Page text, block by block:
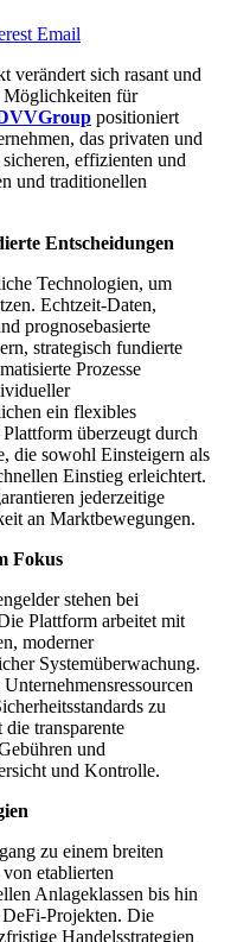
Email
verändert sich rasant und
Möglichkeiten für
positioniert
das privaten und
effizienten und
und traditionellen
Entscheidungen
Technologien, um
Echtzeit-Daten,
prognosebasierte
strategisch fundierte
Prozesse
ein flexibles
überzeugt durch
die sowohl Einsteigern als
Einstieg erleichtert.
jederzeitige
an Marktbewegungen.
Fokus
stehen bei
Plattform arbeitet mit
moderner
Systemüberwachung.
zu
transparente
und
und Kontrolle.
zu einem breiten
etablierten
Anlageklassen bis hin
Projekten. Die
Handelsstrategien